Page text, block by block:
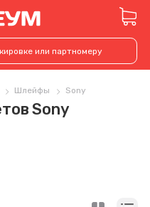
Шлейфы Sony
Sony